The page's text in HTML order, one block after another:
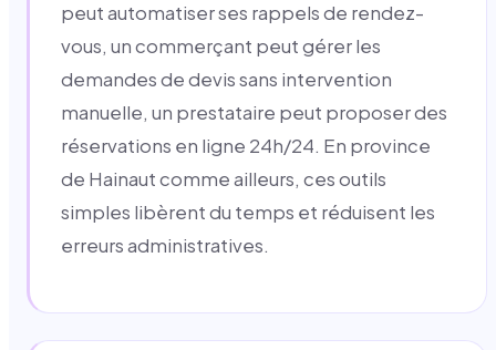
peut automatiser ses rappels de rendez-
vous, un commerçant peut gérer les
demandes de devis sans intervention
manuelle, un prestataire peut proposer des
réservations en ligne 24h/24. En province
de Hainaut comme ailleurs, ces outils
simples libèrent du temps et réduisent les
erreurs administratives.